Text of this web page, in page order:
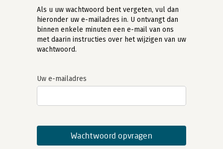
Als u uw wachtwoord bent vergeten, vul dan
hieronder uw e-mailadres in. U ontvangt dan
binnen enkele minuten een e-mail van ons
met daarin instructies over het wijzigen van uw
wachtwoord.
Uw e-mailadres